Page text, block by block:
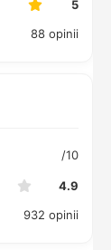
5
88 opinii
/10
4.9
932 opinii